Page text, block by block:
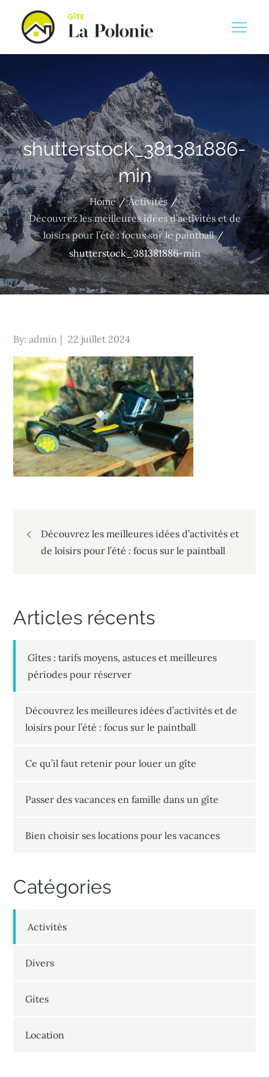
content
Gite la polinie
shutterstock_381381886-
min
Home
Activités
Découvrez les meilleures idées d’activités et de
loisirs pour l’été : focus sur le paintball
shutterstock_381381886-min
By:admin
Posted
on
22 juillet 2024
Navigation
de
Découvrez les meilleures idées d’activités et
de loisirs pour l’été : focus sur le paintball
Articles récents
Gîtes : tarifs moyens, astuces et meilleures
périodes pour réserver
Découvrez les meilleures idées d’activités et de
loisirs pour l’été : focus sur le paintball
Ce qu’il faut retenir pour louer un gîte
Passer des vacances en famille dans un gîte
Bien choisir ses locations pour les vacances
Catégories
Activités
Divers
Gites
Location